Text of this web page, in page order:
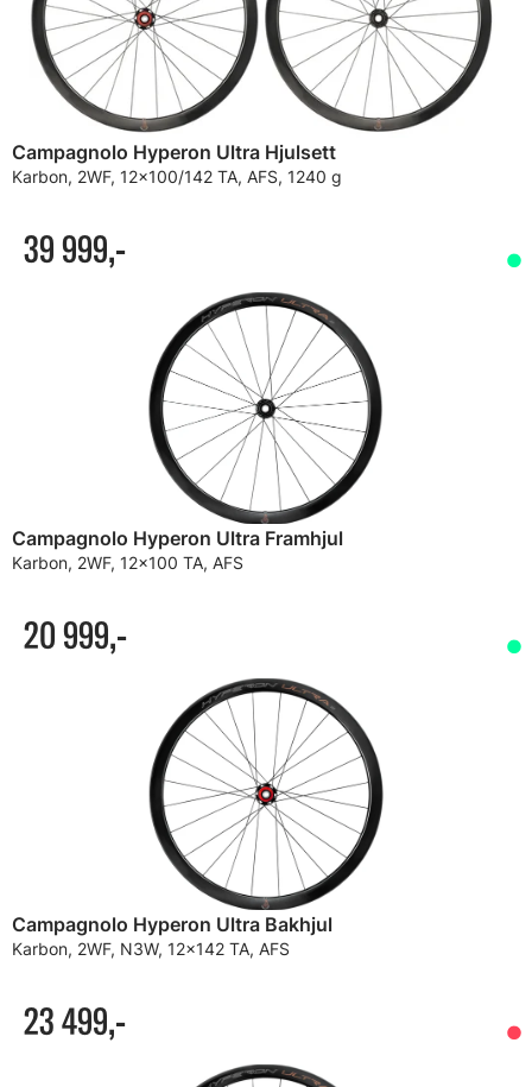
Campagnolo Hyperon Ultra Hjulsett
Karbon, 2WF, 12x100/142 TA, AFS, 1240 g
39 999,-
Campagnolo Hyperon Ultra Framhjul
Karbon, 2WF, 12x100 TA, AFS
20 999,-
Campagnolo Hyperon Ultra Bakhjul
Karbon, 2WF, N3W, 12x142 TA, AFS
23 499,-